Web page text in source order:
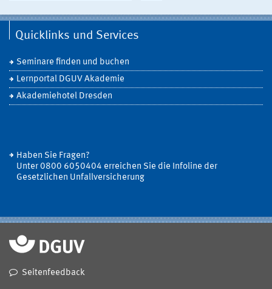
Quicklinks und Services
Seminare finden und buchen
Lernportal DGUV Akademie
Akademiehotel Dresden
Haben Sie Fragen?
Unter 0800 6050404 erreichen Sie die Infoline der
Gesetzlichen Unfallversicherung
Seitenfeedback